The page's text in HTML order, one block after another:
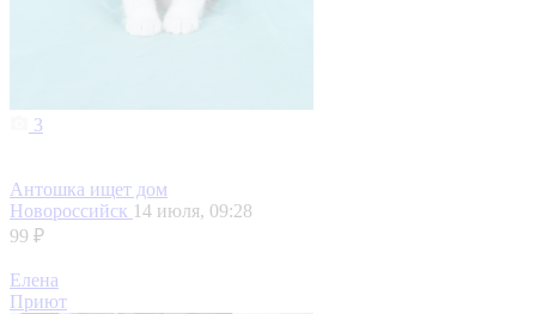
3
Антошка ищет дом
Новороссийск 14 июля, 09:28
99 ₽
Елена
Приют